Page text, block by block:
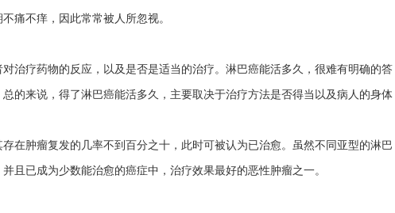
痛不痒，因此常常被人所忽视。
治疗药物的反应，以及是否是适当的治疗。淋巴癌能活多久，很难有明确的答
的来说，得了淋巴癌能活多久，主要取决于治疗方法是否得当以及病人的身体
在肿瘤复发的几率不到百分之十，此时可被认为已治愈。虽然不同亚型的淋巴
且已成为少数能治愈的癌症中，治疗效果最好的恶性肿瘤之一。